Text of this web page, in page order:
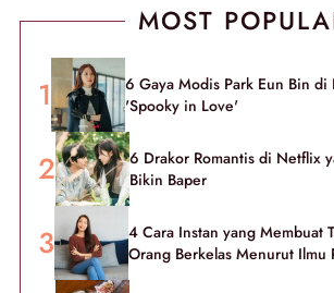
MOST
6 Gaya Modis Park Eun Bin
'Spooky in Love'
6 Drakor Romantis di Netflix
Bikin Baper
4 Cara Instan yang Membuat
Orang Berkelas Menurut Ilmu